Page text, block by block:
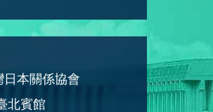
日本關係協會
北賓館